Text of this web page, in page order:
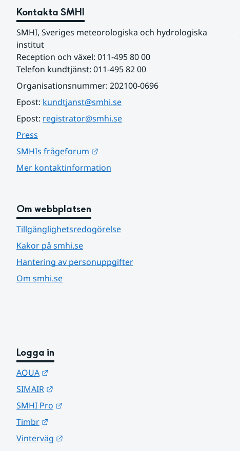
Kontakta SMHI
SMHI, Sveriges meteorologiska och hydrologiska
institut
Reception och växel: 011-495 80 00
Telefon kundtjänst: 011-495 82 00
Organisationsnummer: 202100-0696
Epost: kundtjanst@smhi.se
Epost: registrator@smhi.se
Press
SMHIs frågeforum
Mer kontaktinformation
Om webbplatsen
Tillgänglighetsredogörelse
Kakor på smhi.se
Hantering av personuppgifter
Om smhi.se
Logga in
AQUA
SIMAIR
SMHI Pro
Timbr
Vinterväg